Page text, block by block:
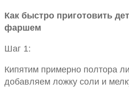
Как быстро приготовить
фаршем
Шаг 1:
Кипятим примерно полтора
добавляем ложку соли и